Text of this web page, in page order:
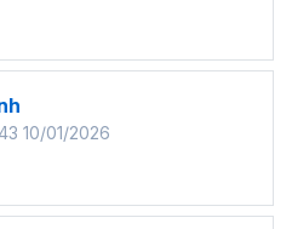
10/01/2026